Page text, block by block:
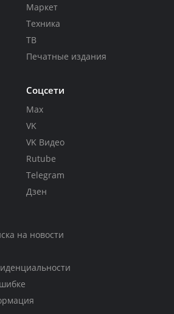
Маркет
Техника
ТВ
Печатные издания
Соцсети
Max
VK
VK Видео
Rutube
Telegram
Дзен
на новости